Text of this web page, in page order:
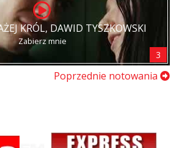
KRÓL, DAWID TYSZKOWSKI
Zabierz mnie
3
Poprzednie notowania